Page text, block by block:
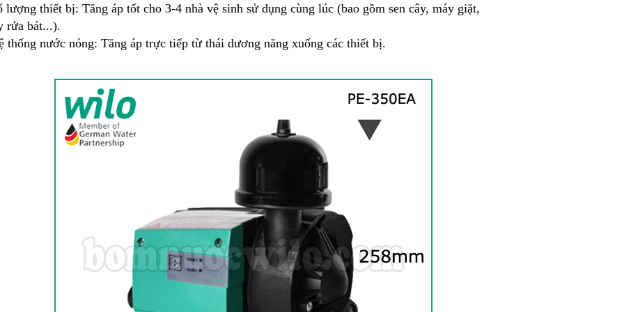
lượng thiết bị: Tăng áp tốt cho 3-4 nhà vệ sinh sử dụng cùng lúc (bao gồm sen cây, máy giặt,
rửa bát...).
thống nước nóng: Tăng áp trực tiếp từ thái dương năng xuống các thiết bị.